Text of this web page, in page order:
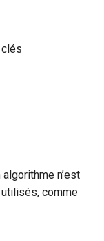
n’est
comme